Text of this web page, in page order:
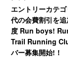
エントリーカテ
代の会費割引を
度 Run boys!
Trail Running
バー募集開始!！